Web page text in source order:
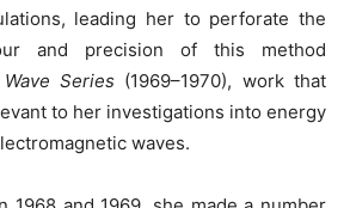
leading her to perforate the
and precision of this method
Wave Series (1969–1970), work that
to her investigations into energy
waves.